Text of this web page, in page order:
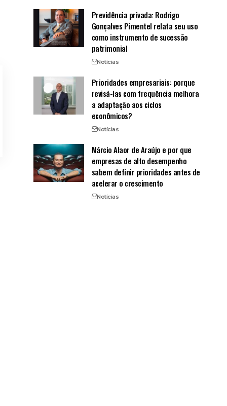
Previdência privada: Rodrigo
Gonçalves Pimentel relata seu uso
como instrumento de sucessão
patrimonial
Notícias
Prioridades empresariais: porque
revisá-las com frequência melhora
a adaptação aos ciclos
econômicos?
Notícias
Márcio Alaor de Araújo e por que
empresas de alto desempenho
sabem definir prioridades antes de
acelerar o crescimento
Notícias